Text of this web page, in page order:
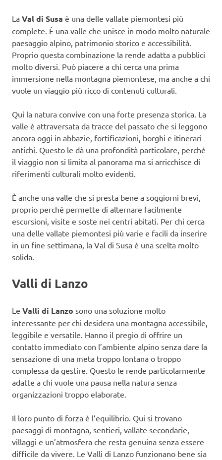
La Val di Susa è una delle vallate piemontesi più
complete. È una valle che unisce in modo molto naturale
paesaggio alpino, patrimonio storico e accessibilità.
Proprio questa combinazione la rende adatta a pubblici
molto diversi. Può piacere a chi cerca una prima
immersione nella montagna piemontese, ma anche a chi
vuole un viaggio più ricco di contenuti culturali.
Qui la natura convive con una forte presenza storica. La
valle è attraversata da tracce del passato che si leggono
ancora oggi in abbazie, fortificazioni, borghi e itinerari
antichi. Questo le dà una profondità particolare, perché
il viaggio non si limita al panorama ma si arricchisce di
riferimenti culturali molto evidenti.
È anche una valle che si presta bene a soggiorni brevi,
proprio perché permette di alternare facilmente
escursioni, visite e soste nei centri abitati. Per chi cerca
una delle vallate piemontesi più varie e facili da inserire
in un fine settimana, la Val di Susa è una scelta molto
solida.
Valli di Lanzo
Le Valli di Lanzo sono una soluzione molto
interessante per chi desidera una montagna accessibile,
leggibile e versatile. Hanno il pregio di offrire un
contatto immediato con l’ambiente alpino senza dare la
sensazione di una meta troppo lontana o troppo
complessa da gestire. Questo le rende particolarmente
adatte a chi vuole una pausa nella natura senza
organizzazioni troppo elaborate.
Il loro punto di forza è l’equilibrio. Qui si trovano
paesaggi di montagna, sentieri, vallate secondarie,
villaggi e un’atmosfera che resta genuina senza essere
difficile da vivere. Le Valli di Lanzo funzionano bene sia